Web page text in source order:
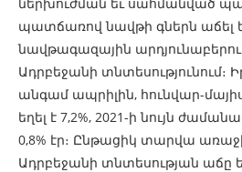
պատճառով նավթի գներն աճել
նավթագազային
Ադրբեջանի տնտեսությունում։
անգամ ապրիլին, հունվար-
եղել է 7,2%, 2021-ի նույն
0,8% էր։ Ընթացիկ տարվա
Ադրբեջանի տնտեսության աճը